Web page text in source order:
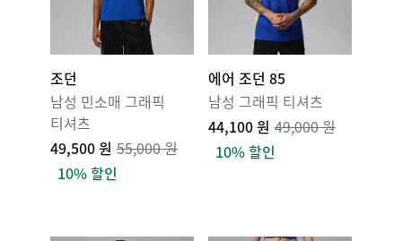
조던
남성 민소매 그래픽
티셔츠
49,500 원 55,000 원
10% 할인
에어 조던 85
남성 그래픽 티셔츠
44,100 원 49,000 원
10% 할인